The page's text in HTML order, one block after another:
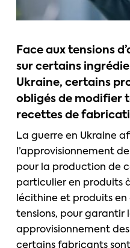
Face aux tensions
sur certains
Ukraine, certains
obligés de modifier
recettes de
La guerre en Ukraine
l’approvisionnement
pour la production de
particulier en produits
lécithine et produits
tensions, pour garantir
approvisionnement
certains fabricants